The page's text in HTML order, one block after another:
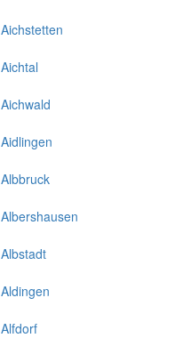
Aichstetten
Aichtal
Aichwald
Aidlingen
Albbruck
Albershausen
Albstadt
Aldingen
Alfdorf